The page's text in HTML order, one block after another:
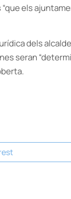
“que els
dels
seran